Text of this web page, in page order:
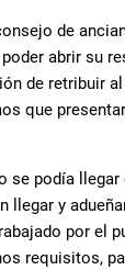
de
abrir su
de retribuir
que
se podía
llegar y
por el
requisitos,